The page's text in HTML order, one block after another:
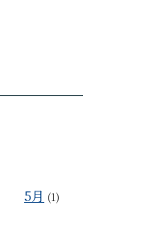
5月 (1)